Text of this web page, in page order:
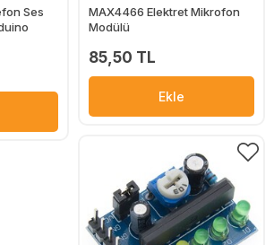
Ses
MAX4466 Elektret Mikrofon
Modülü
85,50 TL
Ekle